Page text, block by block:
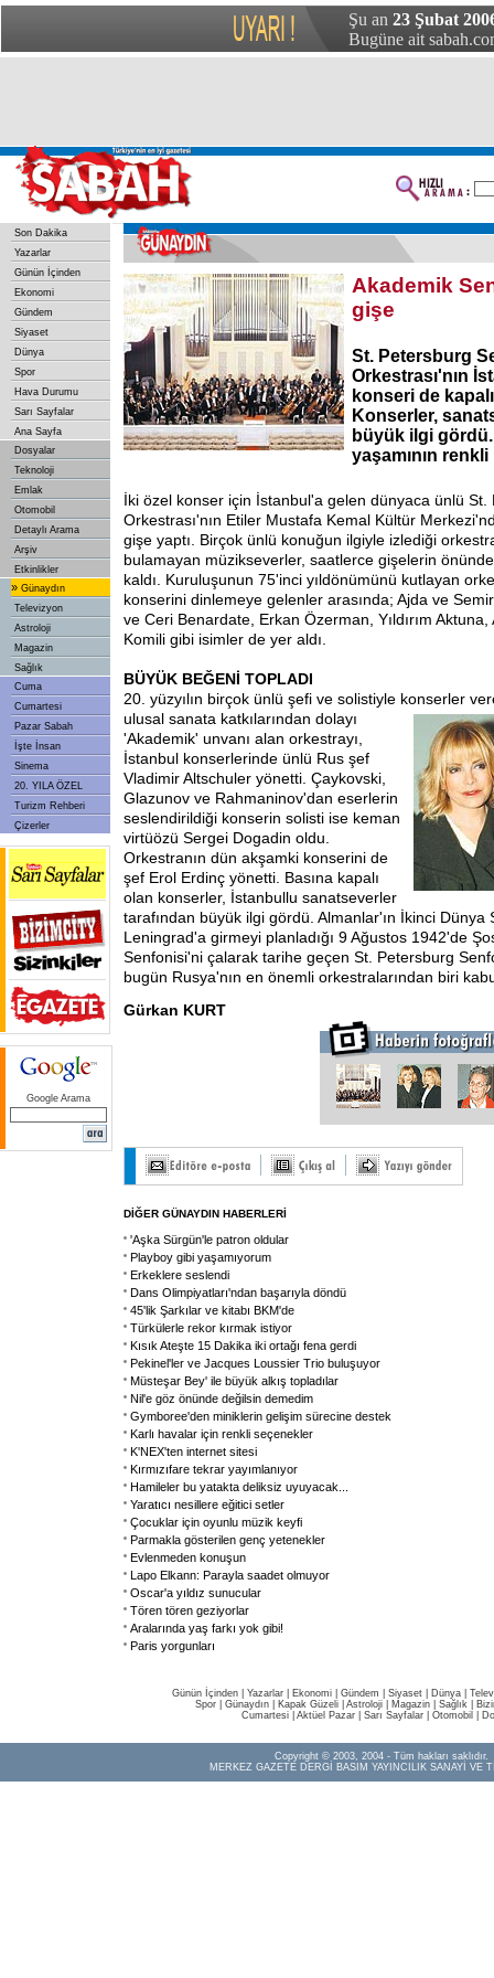
Şu an 23 Şubat
Bugüne ait
Son Dakika
Yazarlar
Günün İçinden
Ekonomi
Gündem
Siyaset
Dünya
Spor
Hava Durumu
Sarı Sayfalar
Ana Sayfa
Dosyalar
Teknoloji
Emlak
Otomobil
Detaylı Arama
Arşiv
Etkinlikler
» Günaydın
Televizyon
Astroloji
Magazin
Sağlık
Cuma
Cumartesi
Pazar Sabah
İşte İnsan
Sinema
20. YILA ÖZEL
Turizm Rehberi
Çizerler
Google Arama
Akademik
gişe
St. Petersburg
Orkestrası'nın
konseri de
Konserler,
büyük ilgi
yaşamının renkli
İki özel konser için İstanbul'a gelen dünyaca ünlü St.
Orkestrası'nın Etiler Mustafa Kemal Kültür
gişe yaptı. Birçok ünlü konuğun ilgiyle izlediği
bulamayan müzikseverler, saatlerce gişelerin
kaldı. Kuruluşunun 75'inci yıldönümünü kutlayan
konserini dinlemeye gelenler arasında; Ajda ve
ve Ceri Benardate, Erkan Özerman, Yıldırım Aktuna,
Komili gibi isimler de yer aldı.
BÜYÜK BEĞENİ TOPLADI
20. yüzyılın birçok ünlü şefi ve solistiyle konserler
ulusal sanata katkılarından dolayı
'Akademik' unvanı alan orkestrayı,
İstanbul konserlerinde ünlü Rus şef
Vladimir Altschuler yönetti. Çaykovski,
Glazunov ve Rahmaninov'dan eserlerin
seslendirildiği konserin solisti ise keman
virtüözü Sergei Dogadin oldu.
Orkestranın dün akşamki konserini de
şef Erol Erdinç yönetti. Basına kapalı
olan konserler, İstanbullu sanatseverler
tarafından büyük ilgi gördü. Almanlar'ın İkinci Dünya
Leningrad'a girmeyi planladığı 9 Ağustos 1942'de
Senfonisi'ni çalarak tarihe geçen St. Petersburg
bugün Rusya'nın en önemli orkestralarından biri
Gürkan KURT
DİĞER GÜNAYDIN HABERLERİ
'Aşka Sürgün'le patron oldular
Playboy gibi yaşamıyorum
Erkeklere seslendi
Dans Olimpiyatları'ndan başarıyla döndü
45'lik Şarkılar ve kitabı BKM'de
Türkülerle rekor kırmak istiyor
Kısık Ateşte 15 Dakika iki ortağı fena gerdi
Pekinel'ler ve Jacques Loussier Trio buluşuyor
Müsteşar Bey' ile büyük alkış topladılar
Nil'e göz önünde değilsin demedim
Gymboree'den miniklerin gelişim sürecine destek
Karlı havalar için renkli seçenekler
K'NEX'ten internet sitesi
Kırmızıfare tekrar yayımlanıyor
Hamileler bu yatakta deliksiz uyuyacak...
Yaratıcı nesillere eğitici setler
Çocuklar için oyunlu müzik keyfi
Parmakla gösterilen genç yetenekler
Evlenmeden konuşun
Lapo Elkann: Parayla saadet olmuyor
Oscar'a yıldız sunucular
Tören tören geziyorlar
Aralarında yaş farkı yok gibi!
Paris yorgunları
Günün İçinden Yazarlar Ekonomi Gündem Siyaset Dünya |
Spor
Günaydın Kapak Güzeli Astroloji Magazin Sağlık
Cumartesi| Aktüel Pazar| Sarı Sayfalar| Otomobil
Copyright © 2003, 2004 - Tüm hakları saklıdır.
MERKEZ GAZETE DERGİ BASIM YAYINCILIK SANAYİ VE